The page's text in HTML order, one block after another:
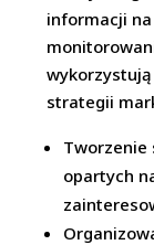
informacji
strategii
Tworzenie
opartych